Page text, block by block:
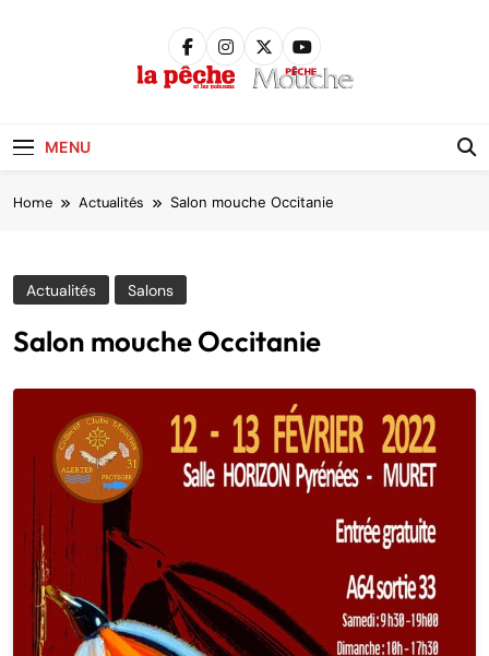
MENU
Home Actualités Salon mouche Occitanie
Actualités Salons
Salon mouche Occitanie